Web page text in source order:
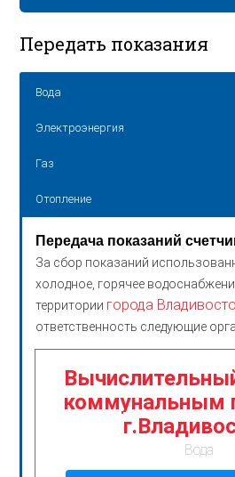
Передать показания
Вода
Электроэнергия
Газ
Отопление
Передача показаний
За сбор показаний
холодное, горячее
территории города
ответственность следующие
коммунальным
Вода